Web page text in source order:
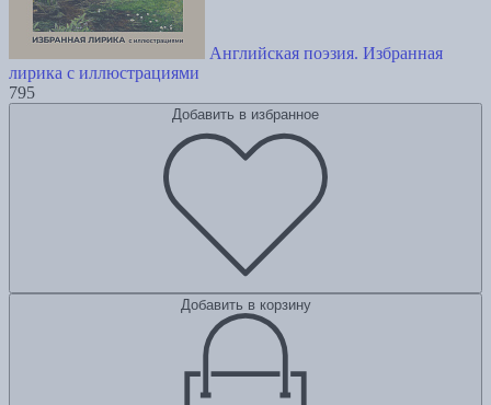
Английская поэзия. Избранная
лирика с иллюстрациями
795
Добавить в избранное
Добавить в корзину